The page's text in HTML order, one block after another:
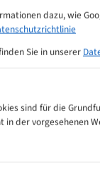
Tabelle
dazu, wie
Sie in unserer
sind für die
in der vorgesehenen